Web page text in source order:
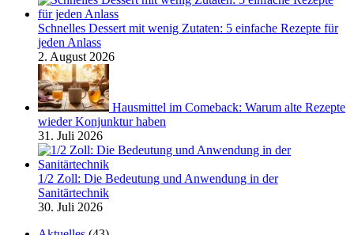
Schnelles Dessert mit wenig Zutaten: 5 einfache Rezepte für
jeden Anlass
2. August 2026
Hausmittel im Comeback: Warum alte Rezepte
wieder Konjunktur haben
31. Juli 2026
1/2 Zoll: Die Bedeutung und Anwendung in der
Sanitärtechnik
30. Juli 2026